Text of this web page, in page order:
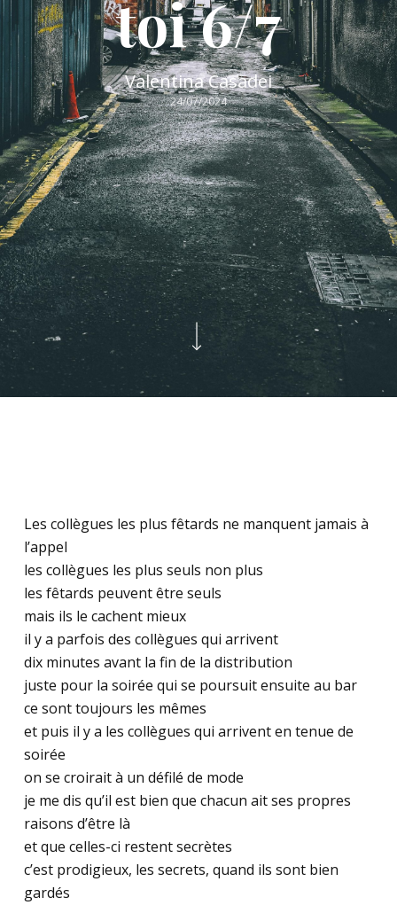
toi 6/7
Valentina Casadei
24/07/2024
Les collègues les plus fêtards ne manquent jamais à
l’appel
les collègues les plus seuls non plus
les fêtards peuvent être seuls
mais ils le cachent mieux
il y a parfois des collègues qui arrivent
dix minutes avant la fin de la distribution
juste pour la soirée qui se poursuit ensuite au bar
ce sont toujours les mêmes
et puis il y a les collègues qui arrivent en tenue de
soirée
on se croirait à un défilé de mode
je me dis qu’il est bien que chacun ait ses propres
raisons d’être là
et que celles-ci restent secrètes
c’est prodigieux, les secrets, quand ils sont bien
gardés